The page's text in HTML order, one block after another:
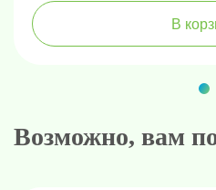
В
Возможно, вам